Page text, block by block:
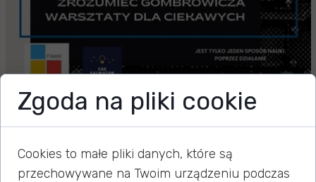
Zrozumieć Gombrowicza -
warsztaty dla ciekawych
Zgoda na pliki cookie
Cookies to małe pliki danych, które są
przechowywane na Twoim urządzeniu podczas